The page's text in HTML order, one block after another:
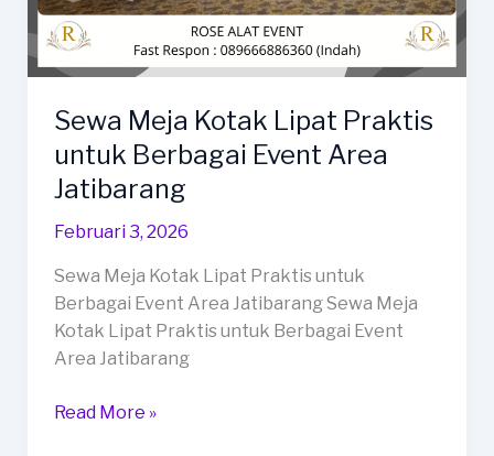
Sewa Meja Kotak Lipat Praktis
untuk Berbagai Event Area
Jatibarang
Februari 3, 2026
Sewa Meja Kotak Lipat Praktis untuk
Berbagai Event Area Jatibarang Sewa Meja
Kotak Lipat Praktis untuk Berbagai Event
Area Jatibarang
Sewa
Read More »